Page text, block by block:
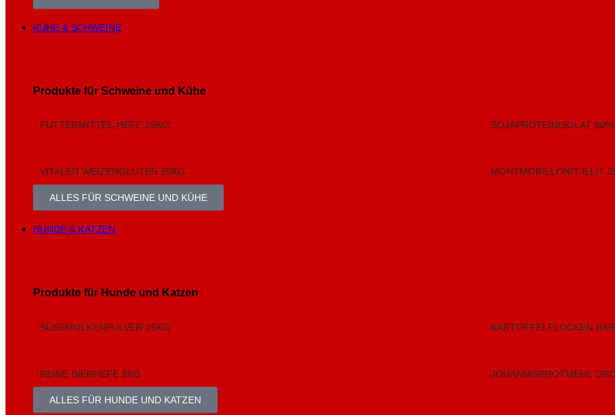
KÜHE & SCHWEINE
Produkte für Schweine und Kühe
FUTTERMITTEL-HEFE 25KG SOJAPROTEINISOLAT
VITALER WEIZENGLUTEN 25KG MONTMORILLONIT-ILLIT
ALLES FÜR SCHWEINE UND KÜHE
HUNDE & KATZEN
Produkte für Hunde und Katzen
SÜSSMOLKENPULVER 25KG KARTOFFELFLOCKEN
REINE BIERHEFE 5KG JOHANNISBROTMEHL
ALLES FÜR HUNDE UND KATZEN